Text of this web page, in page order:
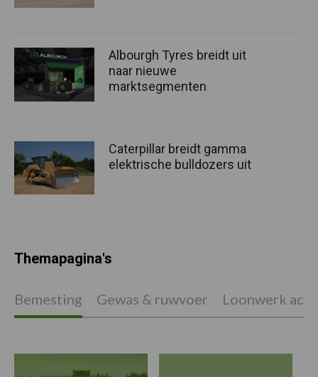
Albourgh Tyres breidt uit
naar nieuwe
marktsegmenten
Caterpillar breidt gamma
elektrische bulldozers uit
Themapagina's
Bemesting Gewas & ruwvoer Loonwerk